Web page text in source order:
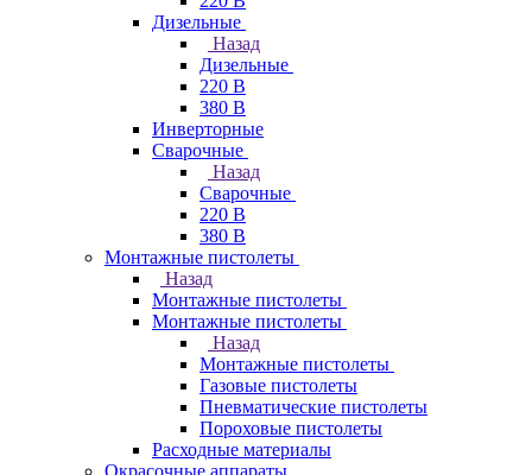
Дизельные
Назад
Дизельные
220 В
380 В
Инверторные
Сварочные
Назад
Сварочные
220 В
380 В
Монтажные пистолеты
Назад
Монтажные пистолеты
Монтажные пистолеты
Назад
Монтажные пистолеты
Газовые пистолеты
Пневматические пистолеты
Пороховые пистолеты
Расходные материалы
Окрасочные аппараты